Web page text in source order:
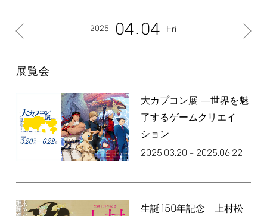
2025 04 04 Fri
展覧会
大カプコン展 ―世界を魅
了するゲームクリエイ
ション
2025.03.20 – 2025.06.22
生誕 150年記念 上村松